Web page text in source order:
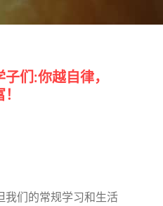
们:你越自律，
我们的常规学习和生活